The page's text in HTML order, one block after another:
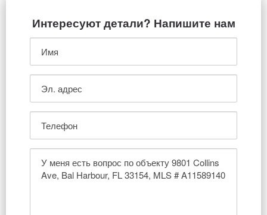
Интересуют детали? Напишите нам